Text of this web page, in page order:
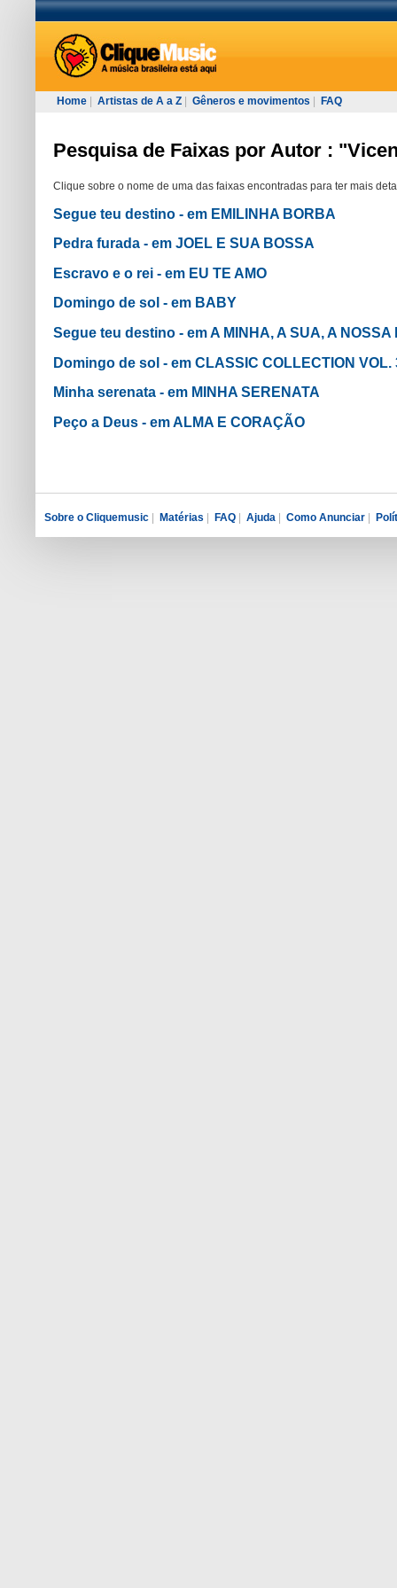
Home Artistas de A a Z Gêneros e movimentos FAQ
Pesquisa de Faixas por Autor :
Clique sobre o nome de uma das faixas encontradas para ter mais
Segue teu destino - em EMILINHA BORBA
Pedra furada - em JOEL E SUA BOSSA
Escravo e o rei - em EU TE AMO
Domingo de sol - em BABY
Segue teu destino - em A MINHA, A SUA, A NOSSA
Domingo de sol - em CLASSIC COLLECTION VOL.
Minha serenata - em MINHA SERENATA
Peço a Deus - em ALMA E CORAÇÃO
Sobre o Cliquemusic | Matérias | FAQ | Ajuda | Como Anunciar |